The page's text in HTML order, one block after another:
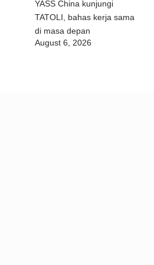
YASS China kunjungi
TATOLI, bahas kerja sama
di masa depan
August 6, 2026